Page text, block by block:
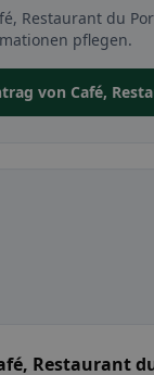
Restaurant du
pflegen.
von Café,
Restaurant